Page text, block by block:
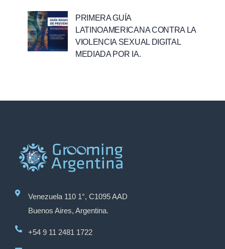
PRIMERA GUÍA
LATINOAMERICANA CONTRA LA
VIOLENCIA SEXUAL DIGITAL
MEDIADA POR IA.
Venezuela 110 1°, C1095 AAD
Buenos Aires, Argentina.
+54 9 11 2481 1722